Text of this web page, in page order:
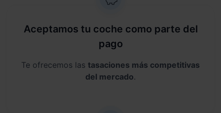
Aceptamos tu coche como parte del
pago
Te ofrecemos las tasaciones más competitivas
del mercado.